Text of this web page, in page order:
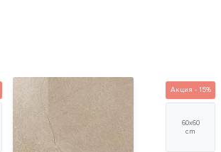
Акция - 15%
60х60
cm